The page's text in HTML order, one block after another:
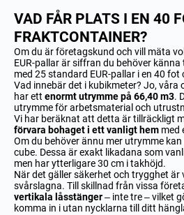
VAD FÅR PLATS I EN 40
FRAKTCONTAINER?
Om du är företagskund och vill mäta
EUR-pallar är siffran du behöver
med 25 standard EUR-pallar i en 40 fot
Vad innebär det i kubikmeter? Jo,
har ett enormt utrymme på 66,40 m3.
utrymme för arbetsmaterial och
Vi har beräknat att detta är tillräckligt
förvara bohaget i ett vanligt hem med
Om du behöver ännu mer utrymme
cube. Dessa är exakt likadana som
men har ytterligare 30 cm i takhöjd.
När det gäller säkerhet och trygghet
svårslagna. Till skillnad från vissa
vertikala låsstänger– inte tre – vilket
komma in i utan nycklarna till ditt